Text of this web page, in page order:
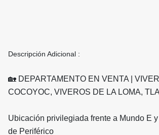
Descripción Adicional :
🏡 DEPARTAMENTO EN VENTA |
COCOYOC, VIVEROS DE LA LOMA,
Ubicación privilegiada frente a Mundo E
de Periférico